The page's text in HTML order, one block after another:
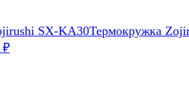
Термокружка
₽